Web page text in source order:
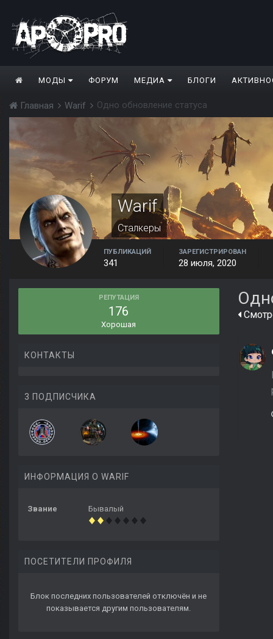
МОДЫ ФОРУМ МЕДИА БЛОГИ
Главная Warif Одно обновление статуса
Warif
Сталкеры
ПУБЛИКАЦИЙ
341
ЗАРЕГИСТРИРОВАН
28 июля, 2020
РЕПУТАЦИЯ
176
Хорошая
КОНТАКТЫ
3 ПОДПИСЧИКА
ИНФОРМАЦИЯ О WARIF
Звание Бывалый
ПОСЕТИТЕЛИ ПРОФИЛЯ
Блок последних пользователей отключён и не
показывается другим пользователям.